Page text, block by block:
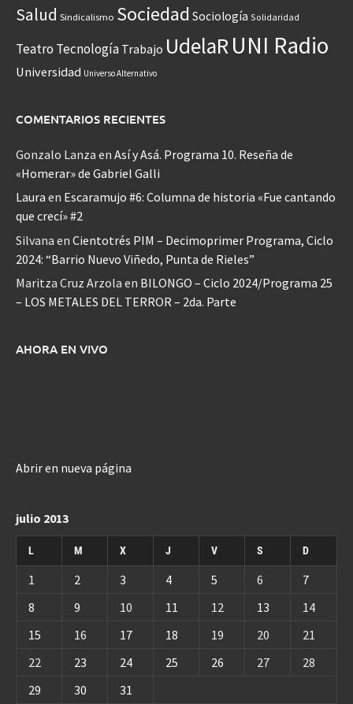
Salud Sindicalismo Sociedad Sociología Solidaridad
Teatro Tecnología Trabajo UdelaRUNI Radio
Universidad Universo Alternativo
COMENTARIOS RECIENTES
Gonzalo Lanza en Así y Asá. Programa 10. Reseña de
«Homerar» de Gabriel Galli
Laura en Escaramujo #6: Columna de historia «Fue cantando
que crecí» #2
Silvana en Cientotrés PIM – Decimoprimer Programa, Ciclo
2024: “Barrio Nuevo Viñedo, Punta de Rieles”
Maritza Cruz Arzola en BILONGO – Ciclo 2024/Programa 25
– LOS METALES DEL TERROR – 2da. Parte
AHORA EN VIVO
Abrir en nueva página
julio 2013
L M X J V S D
1 2 3 4 5 6
7
8
9 10 11 12 13
14
15
16 17 18 19 20
21
22
23 24 25 26 27
28
29
30 31